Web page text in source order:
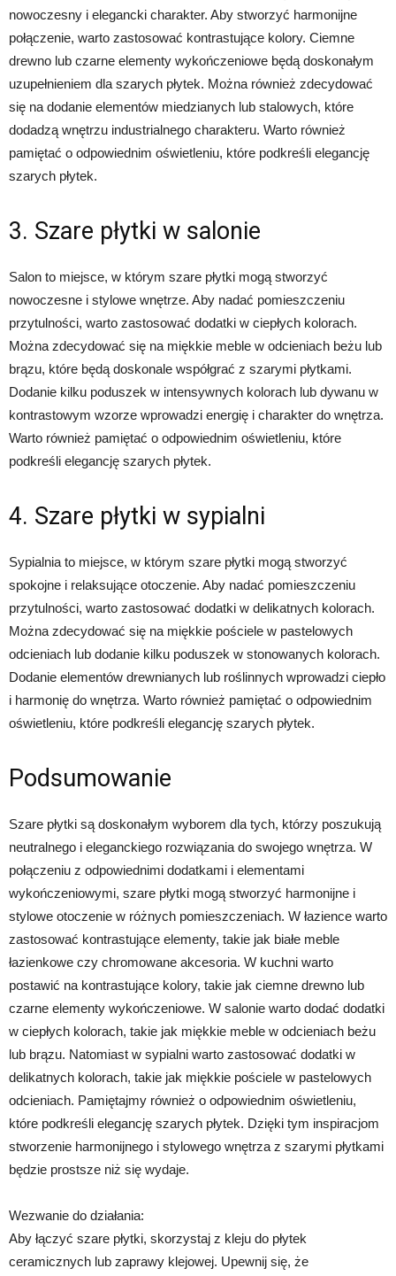
nowoczesny i elegancki charakter. Aby stworzyć harmonijne
połączenie, warto zastosować kontrastujące kolory. Ciemne
drewno lub czarne elementy wykończeniowe będą doskonałym
uzupełnieniem dla szarych płytek. Można również zdecydować
się na dodanie elementów miedzianych lub stalowych, które
dodadzą wnętrzu industrialnego charakteru. Warto również
pamiętać o odpowiednim oświetleniu, które podkreśli elegancję
szarych płytek.
3. Szare płytki w salonie
Salon to miejsce, w którym szare płytki mogą stworzyć
nowoczesne i stylowe wnętrze. Aby nadać pomieszczeniu
przytulności, warto zastosować dodatki w ciepłych kolorach.
Można zdecydować się na miękkie meble w odcieniach beżu lub
brązu, które będą doskonale współgrać z szarymi płytkami.
Dodanie kilku poduszek w intensywnych kolorach lub dywanu w
kontrastowym wzorze wprowadzi energię i charakter do wnętrza.
Warto również pamiętać o odpowiednim oświetleniu, które
podkreśli elegancję szarych płytek.
4. Szare płytki w sypialni
Sypialnia to miejsce, w którym szare płytki mogą stworzyć
spokojne i relaksujące otoczenie. Aby nadać pomieszczeniu
przytulności, warto zastosować dodatki w delikatnych kolorach.
Można zdecydować się na miękkie pościele w pastelowych
odcieniach lub dodanie kilku poduszek w stonowanych kolorach.
Dodanie elementów drewnianych lub roślinnych wprowadzi ciepło
i harmonię do wnętrza. Warto również pamiętać o odpowiednim
oświetleniu, które podkreśli elegancję szarych płytek.
Podsumowanie
Szare płytki są doskonałym wyborem dla tych, którzy poszukują
neutralnego i eleganckiego rozwiązania do swojego wnętrza. W
połączeniu z odpowiednimi dodatkami i elementami
wykończeniowymi, szare płytki mogą stworzyć harmonijne i
stylowe otoczenie w różnych pomieszczeniach. W łazience warto
zastosować kontrastujące elementy, takie jak białe meble
łazienkowe czy chromowane akcesoria. W kuchni warto
postawić na kontrastujące kolory, takie jak ciemne drewno lub
czarne elementy wykończeniowe. W salonie warto dodać dodatki
w ciepłych kolorach, takie jak miękkie meble w odcieniach beżu
lub brązu. Natomiast w sypialni warto zastosować dodatki w
delikatnych kolorach, takie jak miękkie pościele w pastelowych
odcieniach. Pamiętajmy również o odpowiednim oświetleniu,
które podkreśli elegancję szarych płytek. Dzięki tym inspiracjom
stworzenie harmonijnego i stylowego wnętrza z szarymi płytkami
będzie prostsze niż się wydaje.
Wezwanie do działania:
Aby łączyć szare płytki, skorzystaj z kleju do płytek
ceramicznych lub zaprawy klejowej. Upewnij się, że